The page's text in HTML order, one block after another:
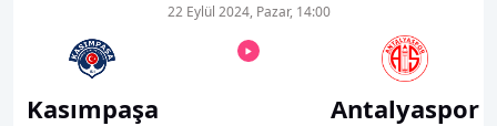
Kasımpaşa
22 Eylül 2024, Pazar, 14:00
Antalyaspor